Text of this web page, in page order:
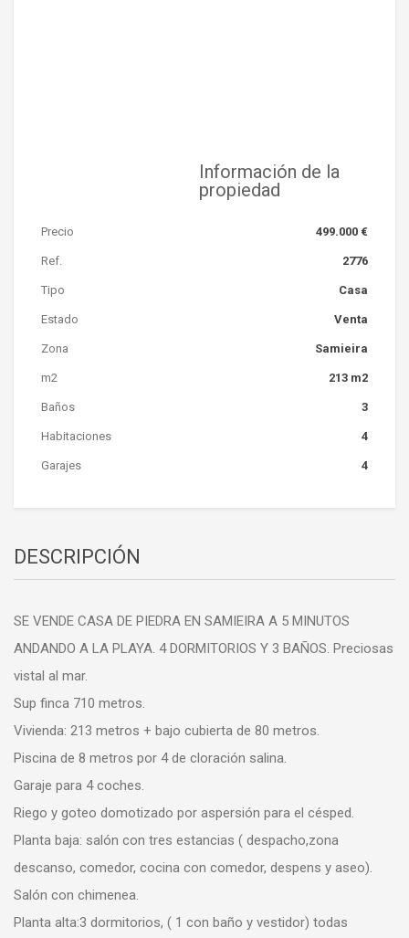
Información de la
propiedad
Precio 499.000 €
Ref. 2776
Tipo Casa
Estado Venta
Zona Samieira
m2 213 m2
Baños 3
Habitaciones 4
Garajes 4
DESCRIPCIÓN
SE VENDE CASA DE PIEDRA EN SAMIEIRA A 5 MINUTOS
ANDANDO A LA PLAYA. 4 DORMITORIOS Y 3 BAÑOS. Preciosas
vistal al mar.
Sup finca 710 metros.
Vivienda: 213 metros + bajo cubierta de 80 metros.
Piscina de 8 metros por 4 de cloración salina.
Garaje para 4 coches.
Riego y goteo domotizado por aspersión para el césped.
Planta baja: salón con tres estancias ( despacho,zona
descanso, comedor, cocina con comedor, despens y aseo).
Salón con chimenea.
Planta alta:3 dormitorios, ( 1 con baño y vestidor) todas